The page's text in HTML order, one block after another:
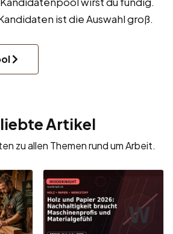
ist die Auswahl groß.
Artikel
zu allen Themen rund um Arbeit.